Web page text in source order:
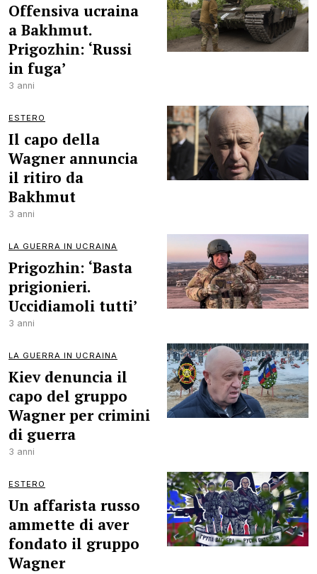
Offensiva ucraina
a Bakhmut.
Prigozhin: ‘Russi
in fuga’
3 anni
ESTERO
Il capo della
Wagner annuncia
il ritiro da
Bakhmut
3 anni
LA GUERRA IN UCRAINA
Prigozhin: ‘Basta
prigionieri.
Uccidiamoli tutti’
3 anni
LA GUERRA IN UCRAINA
Kiev denuncia il
capo del gruppo
Wagner per crimini
di guerra
3 anni
ESTERO
Un affarista russo
ammette di aver
fondato il gruppo
Wagner